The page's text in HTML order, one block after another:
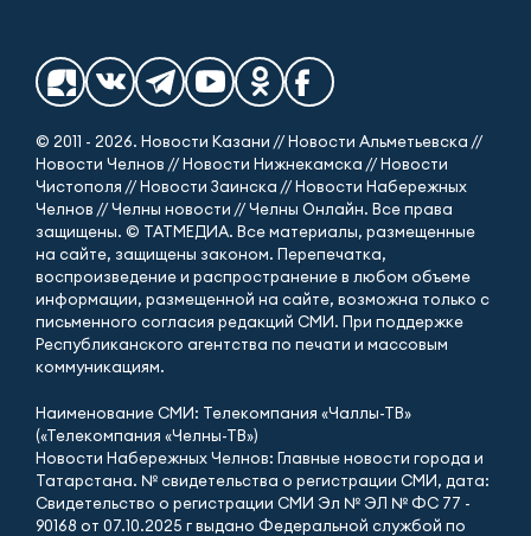
© 2011 - 2026. Новости Казани // Новости Альметьевска //
Новости Челнов // Новости Нижнекамска // Новости
Чистополя // Новости Заинска // Новости Набережных
Челнов // Челны новости // Челны Онлайн. Все права
защищены. © ТАТМЕДИА. Все материалы, размещенные
на сайте, защищены законом. Перепечатка,
воспроизведение и распространение в любом объеме
информации, размещенной на сайте, возможна только с
письменного согласия редакций СМИ. При поддержке
Республиканского агентства по печати и массовым
коммуникациям.
Наименование СМИ: Телекомпания «Чаллы-ТВ»
(«Телекомпания «Челны-ТВ»)
Новости Набережных Челнов: Главные новости города и
Татарстана. № свидетельства о регистрации СМИ, дата:
Свидетельство о регистрации СМИ Эл № ЭЛ № ФС 77 -
90168 от 07.10.2025 г выдано Федеральной службой по